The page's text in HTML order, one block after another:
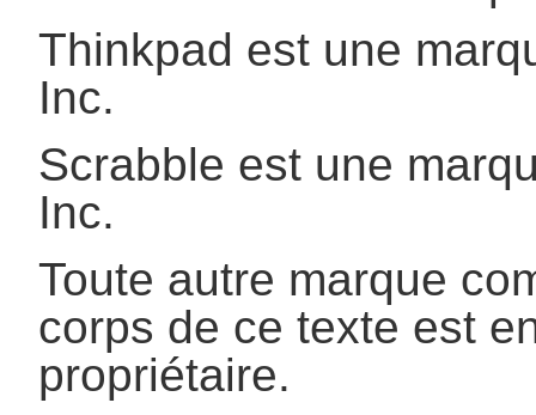
Thinkpad est une
Inc.
Scrabble est une
Inc.
Toute autre marque
corps de ce texte est
propriétaire.